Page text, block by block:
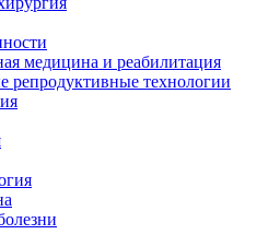
медицина и реабилитация
репродуктивные технологии